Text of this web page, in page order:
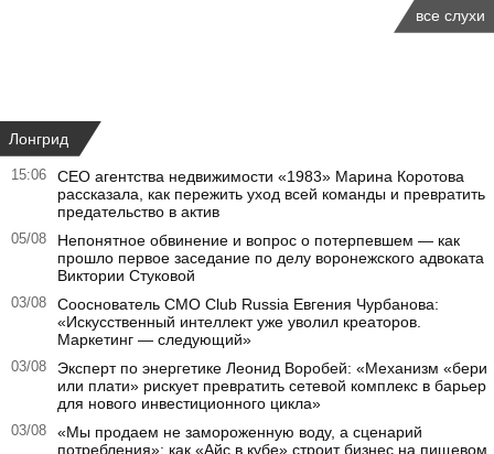
все слухи
Лонгрид
15:06
CEO агентства недвижимости «1983» Марина Коротова
рассказала, как пережить уход всей команды и превратить
предательство в актив
05/08
Непонятное обвинение и вопрос о потерпевшем — как
прошло первое заседание по делу воронежского адвоката
Виктории Стуковой
03/08
Сооснователь CMO Club Russia Евгения Чурбанова:
«Искусственный интеллект уже уволил креаторов.
Маркетинг — следующий»
03/08
Эксперт по энергетике Леонид Воробей: «Механизм «бери
или плати» рискует превратить сетевой комплекс в барьер
для нового инвестиционного цикла»
03/08
«Мы продаем не замороженную воду, а сценарий
потребления»: как «Айс в кубе» строит бизнес на пищевом